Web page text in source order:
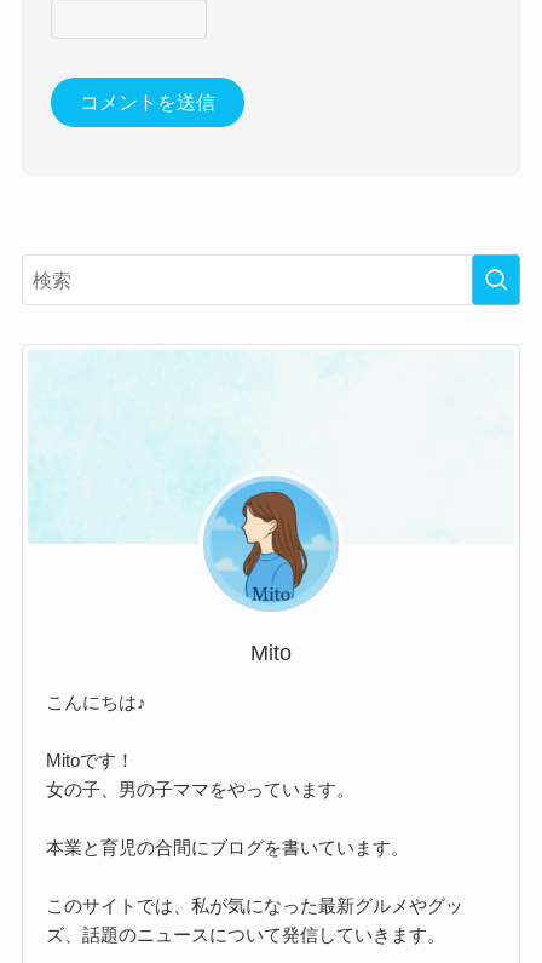
Mito
こんにちは♪
Mitoです！
女の子、男の子ママをやっています。
本業と育児の合間にブログを書いています。
このサイトでは、私が気になった最新グルメやグッ
ズ、話題のニュースについて発信していきます。